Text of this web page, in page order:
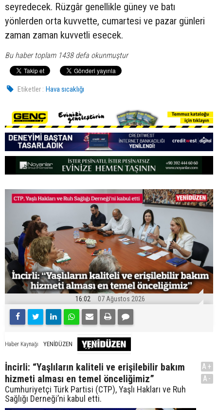
seyredecek. Rüzgâr genellikle güney ve batı
yönlerden orta kuvvette, cumartesi ve pazar günleri
zaman zaman kuvvetli esecek.
Bu haber toplam 1438 defa okunmuştur
Etiketler : Hava sıcaklığı
16:02 07 Ağustos 2026
Haber Kaynağı YENİDÜZEN
İncirli: “Yaşlıların kaliteli ve erişilebilir bakım
hizmeti alması en temel önceliğimiz”
Cumhuriyetçi Türk Partisi (CTP), Yaşlı Hakları ve Ruh
Sağlığı Derneği’ni kabul etti.
A+
A-